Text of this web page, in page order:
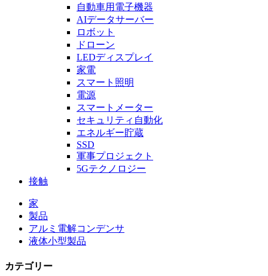
自動車用電子機器
AIデータサーバー
ロボット
ドローン
LEDディスプレイ
家電
スマート照明
電源
スマートメーター
セキュリティ自動化
エネルギー貯蔵
SSD
軍事プロジェクト
5Gテクノロジー
接触
家
製品
アルミ電解コンデンサ
液体小型製品
カテゴリー